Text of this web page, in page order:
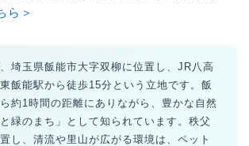
ら＞
埼玉県飯能市大字双柳に位置し、JR八高
飯能駅から徒歩15分という立地です。飯
約1時間の距離にありながら、豊かな自然
緑のまち」として知られています。秩父
し、清流や里山が広がる環境は、ペット